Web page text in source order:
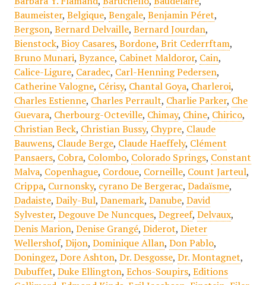
Baumeister, Belgique, Bengale, Benjamin Péret,
Bergson, Bernard Delvaille, Bernard Jourdan,
Bienstock, Bioy Casares, Bordone, Brit Cederrftam,
Bruno Munari, Byzance, Cabinet Maldoror, Cain,
Calice-Ligure, Caradec, Carl-Henning Pedersen,
Catherine Valogne, Cérisy, Chantal Goya, Charleroi,
Charles Estienne, Charles Perrault, Charlie Parker, Che
Guevara, Cherbourg-Octeville, Chimay, Chine, Chirico,
Christian Beck, Christian Bussy, Chypre, Claude
Bauwens, Claude Berge, Claude Haeffely, Clément
Pansaers, Cobra, Colombo, Colorado Springs, Constant
Malva, Copenhague, Cordoue, Corneille, Count Jarteul,
Crippa, Curnonsky, cyrano De Bergerac, Dadaïsme,
Dadaiste, Daily-Bul, Danemark, Danube, David
Sylvester, Degouve De Nuncques, Degreef, Delvaux,
Denis Marion, Denise Grangé, Diderot, Dieter
Wellershof, Dijon, Dominique Allan, Don Pablo,
Doningez, Dore Ashton, Dr. Desgosse, Dr. Montagnet,
Dubuffet, Duke Ellington, Echos-Soupirs, Editions